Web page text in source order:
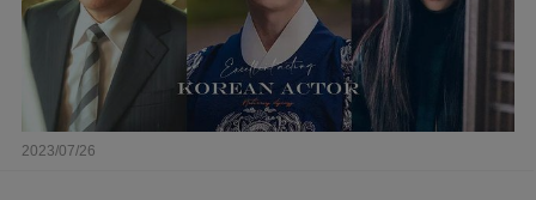
2023/07/26